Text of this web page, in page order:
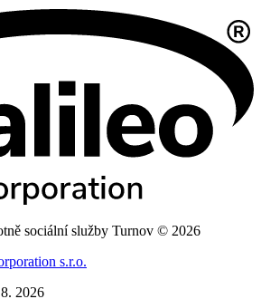
sociální služby Turnov © 2026
s.r.o.
2026